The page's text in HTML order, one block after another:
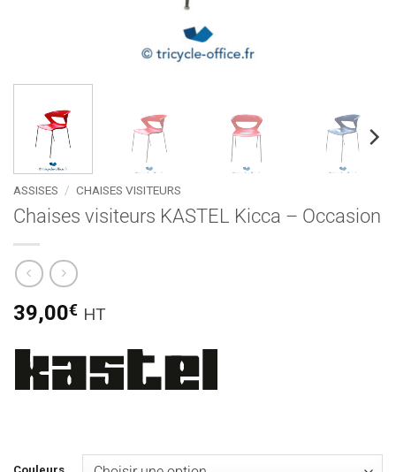
ASSISES / CHAISES VISITEURS
Chaises visiteurs KASTEL Kicca – Occasion
39,00€ HT